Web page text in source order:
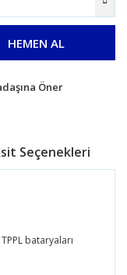
HEMEN AL
Öner
Seçenekleri
bataryaları